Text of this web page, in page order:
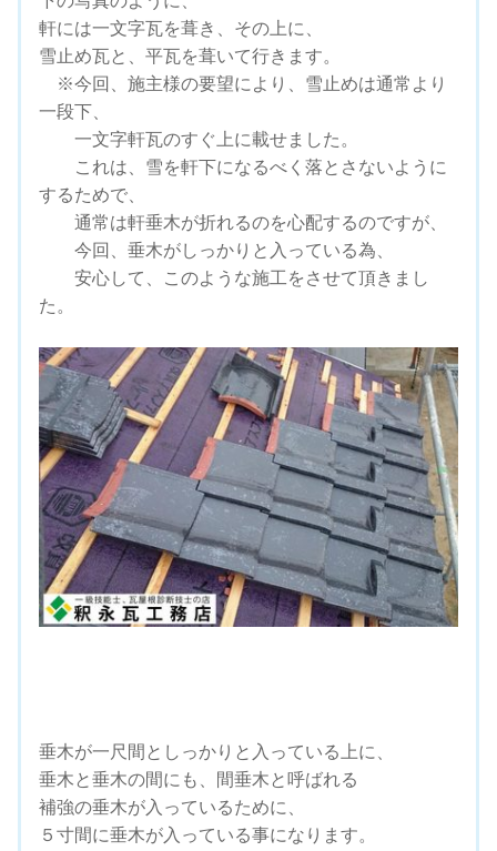
軒には一文字瓦を葺き、その上に、
雪止め瓦と、平瓦を葺いて行きます。
※今回、施主様の要望により、雪止めは通常より
一段下、
一文字軒瓦のすぐ上に載せました。
これは、雪を軒下になるべく落とさないように
するためで、
通常は軒垂木が折れるのを心配するのですが、
今回、垂木がしっかりと入っている為、
安心して、このような施工をさせて頂きまし
た。
垂木が一尺間としっかりと入っている上に、
垂木と垂木の間にも、間垂木と呼ばれる
補強の垂木が入っているために、
５寸間に垂木が入っている事になります。